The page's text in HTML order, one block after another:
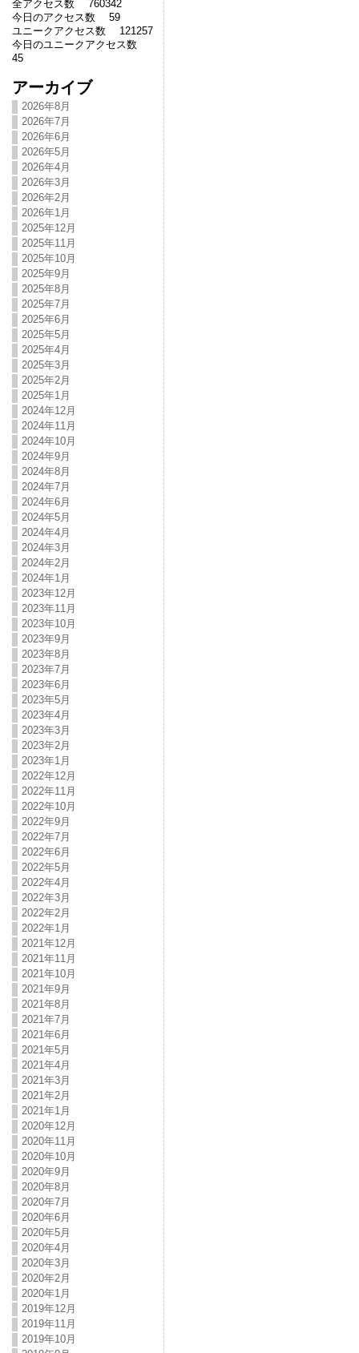
全アクセス数 760342
今日のアクセス数 59
ユニークアクセス数 121257
今日のユニークアクセス数
45
アーカイブ
2026年8月
2026年7月
2026年6月
2026年5月
2026年4月
2026年3月
2026年2月
2026年1月
2025年12月
2025年11月
2025年10月
2025年9月
2025年8月
2025年7月
2025年6月
2025年5月
2025年4月
2025年3月
2025年2月
2025年1月
2024年12月
2024年11月
2024年10月
2024年9月
2024年8月
2024年7月
2024年6月
2024年5月
2024年4月
2024年3月
2024年2月
2024年1月
2023年12月
2023年11月
2023年10月
2023年9月
2023年8月
2023年7月
2023年6月
2023年5月
2023年4月
2023年3月
2023年2月
2023年1月
2022年12月
2022年11月
2022年10月
2022年9月
2022年7月
2022年6月
2022年5月
2022年4月
2022年3月
2022年2月
2022年1月
2021年12月
2021年11月
2021年10月
2021年9月
2021年8月
2021年7月
2021年6月
2021年5月
2021年4月
2021年3月
2021年2月
2021年1月
2020年12月
2020年11月
2020年10月
2020年9月
2020年8月
2020年7月
2020年6月
2020年5月
2020年4月
2020年3月
2020年2月
2020年1月
2019年12月
2019年11月
2019年10月